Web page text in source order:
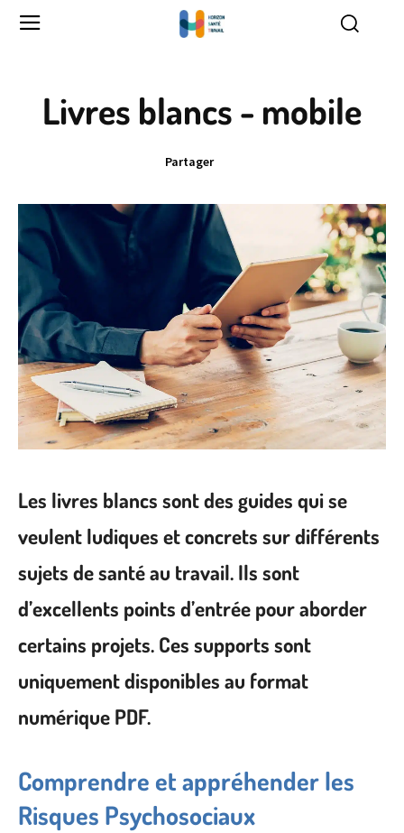
Livres blancs - mobile
Partager
Les livres blancs sont des guides qui se
veulent ludiques et concrets sur différents
sujets de santé au travail. Ils sont
d’excellents points d’entrée pour aborder
certains projets. Ces supports sont
uniquement disponibles au format
numérique PDF.
Comprendre et appréhender les
Risques Psychosociaux